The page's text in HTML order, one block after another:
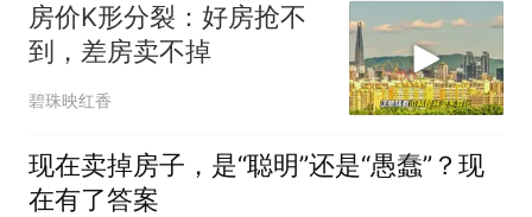
房价K形分裂：好房抢不
到，差房卖不掉
碧珠映红香
现在卖掉房子，是“聪明”还是“愚蠢”？现
在有了答案